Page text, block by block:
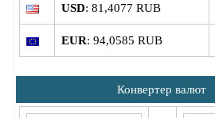
USD: 81,4077 RUB
EUR: 94,0585 RUB
Конвертер валют